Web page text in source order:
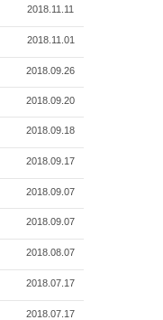
2018.11.11
2018.11.01
2018.09.26
2018.09.20
2018.09.18
2018.09.17
2018.09.07
2018.09.07
2018.08.07
2018.07.17
2018.07.17